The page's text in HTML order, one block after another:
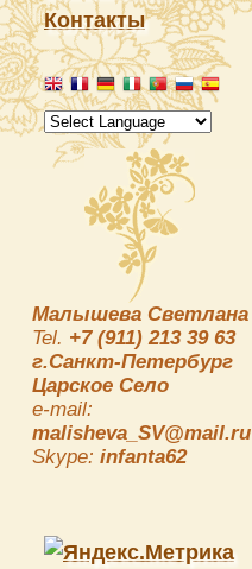
Контакты
Малышева Светлана
Tel. +7 (911) 213 39 63
г.Санкт-Петербург
Царское Село
e-mail:
malisheva_SV@mail.ru
Skype: infanta62